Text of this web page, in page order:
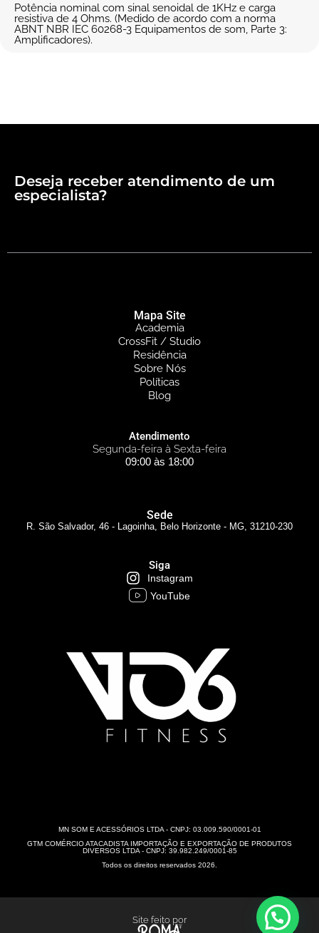
Potência nominal com sinal senoidal de 1KHz e carga
resistiva de 4 Ohms. (Medido de acordo com a norma
ABNT NBR IEC 60268-3 Equipamentos de som, Parte 3:
Amplificadores).
Deseja receber atendimento de um
especialista?
Mapa Site
Academia
CrossFit / Studio
Residência
Sobre Nós
Políticas
Blog
Atendimento
Segunda-feira à Sexta-feira
09:00 às 18:00
Sede
R. São Salvador, 46 - Lagoinha, Belo Horizonte - MG, 31210-230
Siga
Instagram
YouTube
MN SOM E ACESSÓRIOS LTDA - CNPJ: 03.009.590/0001-01
GTM COMÉRCIO ATACADISTA IMPORTAÇÃO E EXPORTAÇÃO DE PRODUTOS
DIVERSOS LTDA - CNPJ: 39.982.249/0001-85
Todos os direitos reservados 2026.
Site feito por